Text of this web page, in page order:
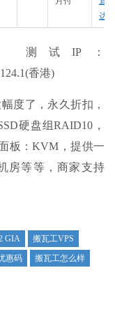
达
测试IP：
香港)
度了，永久折扣，
硬盘组RAID10，
板：KVM，提供一
房等等，商家支持
GIA
搬瓦工VPS
惠码 搬瓦工怎么样